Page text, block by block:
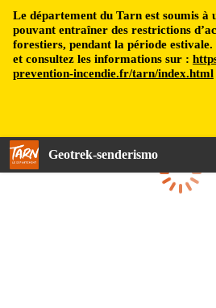
Le département du Tarn est soumis à
pouvant entraîner des restrictions
forestiers, pendant la période
et consultez les informations sur :
prevention-incendie.fr/tarn/index.html
Geotrek-senderismo